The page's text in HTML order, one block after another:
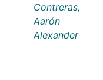
Contreras,
Aarón
Alexander